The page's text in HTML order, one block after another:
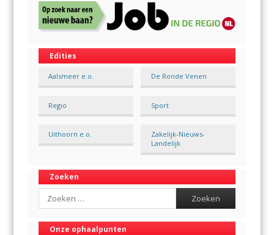
Edities
Aalsmeer e.o. De Ronde Venen
Regio Sport
Uithoorn e.o.
Zakelijk-Nieuws-
Landelijk
Zoeken
Search
Onze ophaalpunten